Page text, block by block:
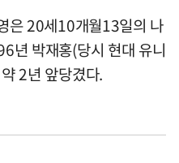
은 20세10개월13일의 나
년 박재홍(당시 현대 유니
2년 앞당겼다.